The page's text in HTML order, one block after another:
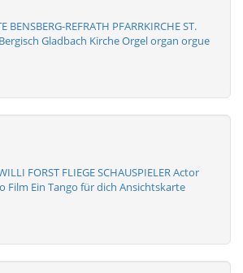
BENSBERG-REFRATH PFARRKIRCHE ST.
Gladbach Kirche Orgel organ orgue
FORST FLIEGE SCHAUSPIELER Actor
Film Ein Tango für dich Ansichtskarte